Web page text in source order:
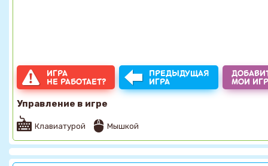
ИГРА
НЕ РАБОТАЕТ?
ПРЕДЫДУЩАЯ
ИГРА
МОИ
Управление в игре
Клавиатурой Мышкой